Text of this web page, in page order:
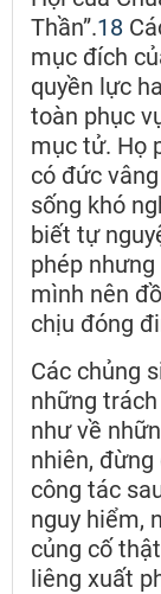
Thần”.18
mục đích
quyền lực
toàn phục
mục tử. Họ
có đức
sống khó
biết tự
phép
mình nên
chịu đóng
Các chủng
những
như về
nhiên,
công tác
nguy hiểm,
củng cố
liêng xuất